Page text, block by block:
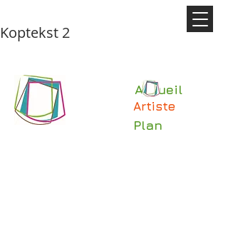
Koptekst 2
Accueil
Artiste
Plan